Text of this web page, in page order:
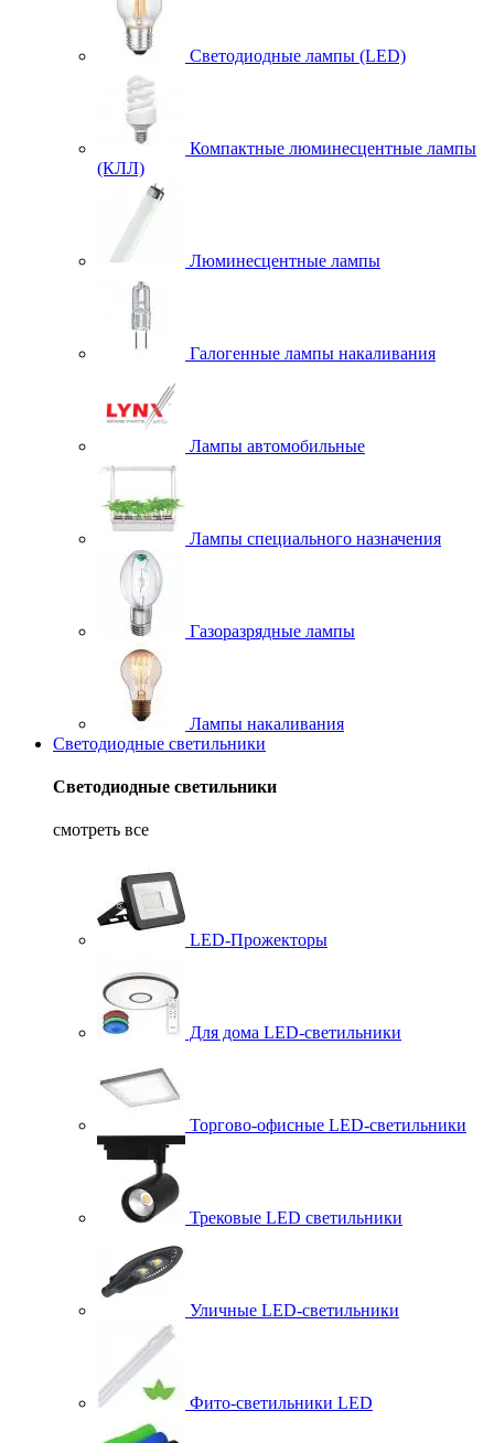
Светодиодные лампы (LED)
Компактные люминесцентные лампы
(КЛЛ)
Люминесцентные лампы
Галогенные лампы накаливания
Лампы автомобильные
Лампы специального назначения
Газоразрядные лампы
Лампы накаливания
Светодиодные светильники
Светодиодные светильники
смотреть все
LED-Прожекторы
Для дома LED-светильники
Торгово-офисные LED-светильники
Трековые LED светильники
Уличные LED-светильники
Фито-светильники LED